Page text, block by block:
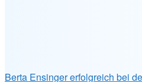
Berta Ensinger erfolgreich bei